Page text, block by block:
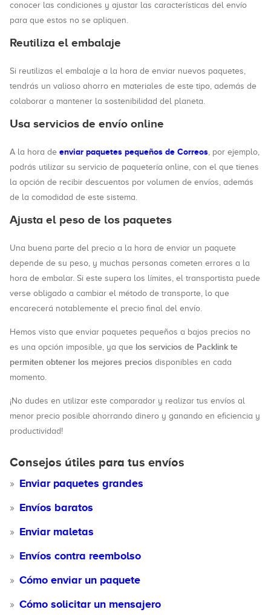
conocer las condiciones y ajustar las características del envío
para que estos no se apliquen.
Reutiliza el embalaje
Si reutilizas el embalaje a la hora de enviar nuevos paquetes,
tendrás un valioso ahorro en materiales de este tipo, además de
colaborar a mantener la sostenibilidad del planeta.
Usa servicios de envío online
A la hora de enviar paquetes pequeños de Correos, por ejemplo,
podrás utilizar su servicio de paquetería online, con el que tienes
la opción de recibir descuentos por volumen de envíos, además
de la comodidad de este sistema.
Ajusta el peso de los paquetes
Una buena parte del precio a la hora de enviar un paquete
depende de su peso, y muchas personas cometen errores a la
hora de embalar. Si este supera los límites, el transportista puede
verse obligado a cambiar el método de transporte, lo que
encarecerá notablemente el precio final del envío.
Hemos visto que enviar paquetes pequeños a bajos precios no
es una opción imposible, ya que los servicios de Packlink te
permiten obtener los mejores precios disponibles en cada
momento.
¡No dudes en utilizar este comparador y realizar tus envíos al
menor precio posible ahorrando dinero y ganando en eficiencia y
productividad!
Consejos útiles para tus envíos
Enviar paquetes grandes
Envíos baratos
Enviar maletas
Envíos contra reembolso
Cómo enviar un paquete
Cómo solicitar un mensajero